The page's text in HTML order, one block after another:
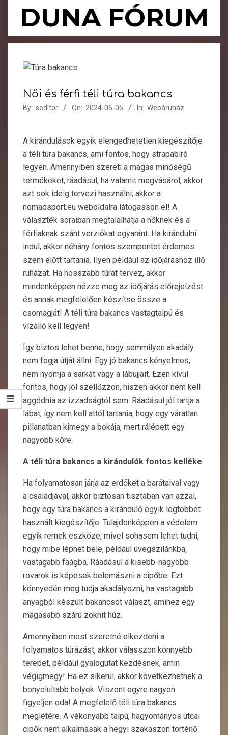
DUNA FÓRUM
Primary
Menu
Női és férfi téli túra bakancs
By: seditor On: 2024-06-05 In: Webáruház
A kirándulások egyik elengedhetetlen kiegészítője
a téli túra bakancs, ami fontos, hogy strapabíró
legyen. Amennyiben szereti a magas minőségű
termékeket, ráadásul, ha valamit megvásárol, akkor
azt sok ideig tervezi használni, akkor a
nomadsport.eu weboldalra látogasson el! A
választék soraiban megtalálhatja a nőknek és a
férfiaknak szánt verziókat egyaránt. Ha kirándulni
indul, akkor néhány fontos szempontot érdemes
szem előtt tartania. Ilyen például az időjáráshoz illő
ruházat. Ha hosszabb túrát tervez, akkor
mindenképpen nézze meg az időjárás előrejelzést
és annak megfelelően készítse össze a
csomagját! A téli túra bakancs vastagtalpú és
vízálló kell legyen!
Így biztos lehet benne, hogy semmilyen akadály
nem fogja útját állni. Egy jó bakancs kényelmes,
nem nyomja a sarkát vagy a lábujjait. Ezen kívül
fontos, hogy jól szellőzzön, hiszen akkor nem kell
aggódnia az izzadságtól sem. Ráadásul jól tartja a
lábat, így nem kell attól tartania, hogy egy váratlan
pillanatban kimegy a bokája, mert rálépett egy
nagyobb kőre.
A téli túra bakancs a kirándulók fontos kelléke
Ha folyamatosan járja az erdőket a barátaival vagy
a családjával, akkor biztosan tisztában van azzal,
hogy egy túra bakancs a kiránduló egyik legtöbbet
használt kiegészítője. Tulajdonképpen a védelem
egyik remek eszköze, mivel sohasem lehet tudni,
hogy mibe léphet bele, például üvegszilánkba,
vastagabb faágba. Ráadásul a kisebb-nagyobb
rovarok is képesek belemászni a cipőbe. Ezt
könnyedén meg tudja akadályozni, ha vastagabb
anyagból készült bakancsot választ, amihez egy
magasabb szárú zoknit húz.
Amennyiben most szeretné elkezdeni a
folyamatos túrázást, akkor válasszon könnyebb
terepet, például gyalogutat kezdésnek, amin
végigmegy! Ha ez sikerül, akkor következhetnek a
bonyolultabb helyek. Viszont egyre nagyon
figyeljen oda! A megfelelő téli túra bakancs
meglétére. A vékonyabb talpú, hagyományos utcai
cipők nem alkalmasak a hegyi szakaszon történő